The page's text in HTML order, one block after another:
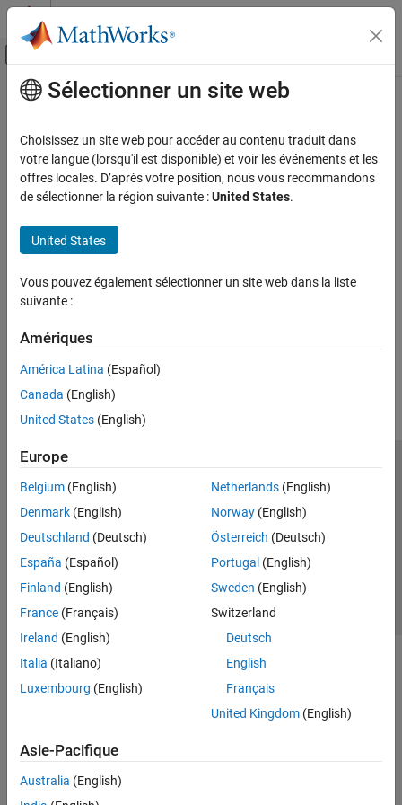
Passer au contenu
Activer/désactiver l'affichage du menu
Accueil de la documentation
Contenu principal
How useful was this information?
Sélectionner un site web
Choisissez un site web pour accéder au contenu traduit dans
votre langue (lorsqu'il est disponible) et voir les événements et les
offres locales. D’après votre position, nous vous recommandons
de sélectionner la région suivante :United States.
United States
Vous pouvez également sélectionner un site web dans la liste
suivante :
Amériques
América Latina (Español)
Canada (English)
United States (English)
Europe
Belgium (English)
Denmark (English)
Deutschland (Deutsch)
España (Español)
Finland (English)
France (Français)
Ireland (English)
Italia (Italiano)
Luxembourg (English)
Netherlands(English)
Norway(English)
Österreich (Deutsch)
Portugal (English)
Sweden (English)
Switzerland
Deutsch
English
Français
United Kingdom(English)
Asie-Pacifique
Australia (English)
Lutte anti-piratage
Contacts locaux
© 1994-2026 The MathWorks, Inc.